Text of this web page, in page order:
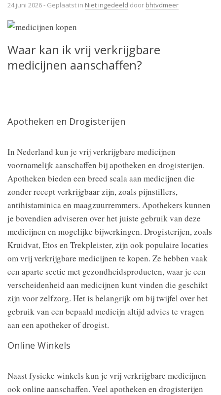
24 juni 2026- Geplaatst in Niet ingedeeld door bhtvdmeer
Waar kan ik vrij verkrijgbare
medicijnen aanschaffen?
Apotheken en Drogisterijen
In Nederland kun je vrij verkrijgbare medicijnen
voornamelijk aanschaffen bij apotheken en drogisterijen.
Apotheken bieden een breed scala aan medicijnen die
zonder recept verkrijgbaar zijn, zoals pijnstillers,
antihistaminica en maagzuurremmers. Apothekers kunnen
je bovendien adviseren over het juiste gebruik van deze
medicijnen en mogelijke bijwerkingen. Drogisterijen, zoals
Kruidvat, Etos en Trekpleister, zijn ook populaire locaties
om vrij verkrijgbare medicijnen te kopen. Ze hebben vaak
een aparte sectie met gezondheidsproducten, waar je een
verscheidenheid aan medicijnen kunt vinden die geschikt
zijn voor zelfzorg. Het is belangrijk om bij twijfel over het
gebruik van een bepaald medicijn altijd advies te vragen
aan een apotheker of drogist.
Online Winkels
Naast fysieke winkels kun je vrij verkrijgbare medicijnen
ook online aanschaffen. Veel apotheken en drogisterijen